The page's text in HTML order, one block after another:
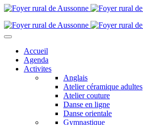
Accueil
Agenda
Activites
Anglais
Atelier céramique adultes
Atelier couture
Danse en ligne
Danse orientale
Gymnastique